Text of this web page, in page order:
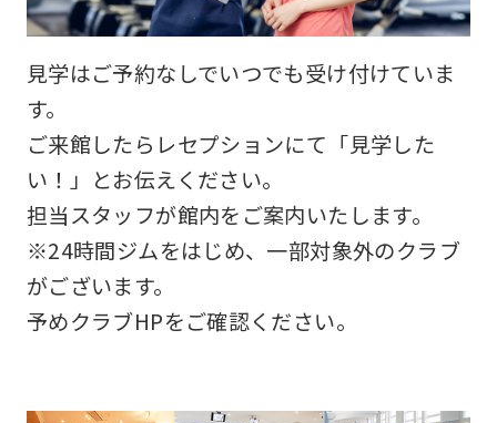
見学はご予約なしでいつでも受け付けていま
す。
ご来館したらレセプションにて「見学した
い！」とお伝えください。
担当スタッフが館内をご案内いたします。
※24時間ジムをはじめ、一部対象外のクラブ
がございます。
予めクラブHPをご確認ください。